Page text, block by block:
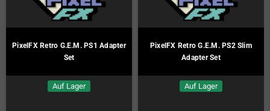
PixelFX Retro G.E.M. PS1 Adapter
Set
Auf Lager
PixelFX Retro G.E.M. PS2 Slim
Adapter Set
Auf Lager